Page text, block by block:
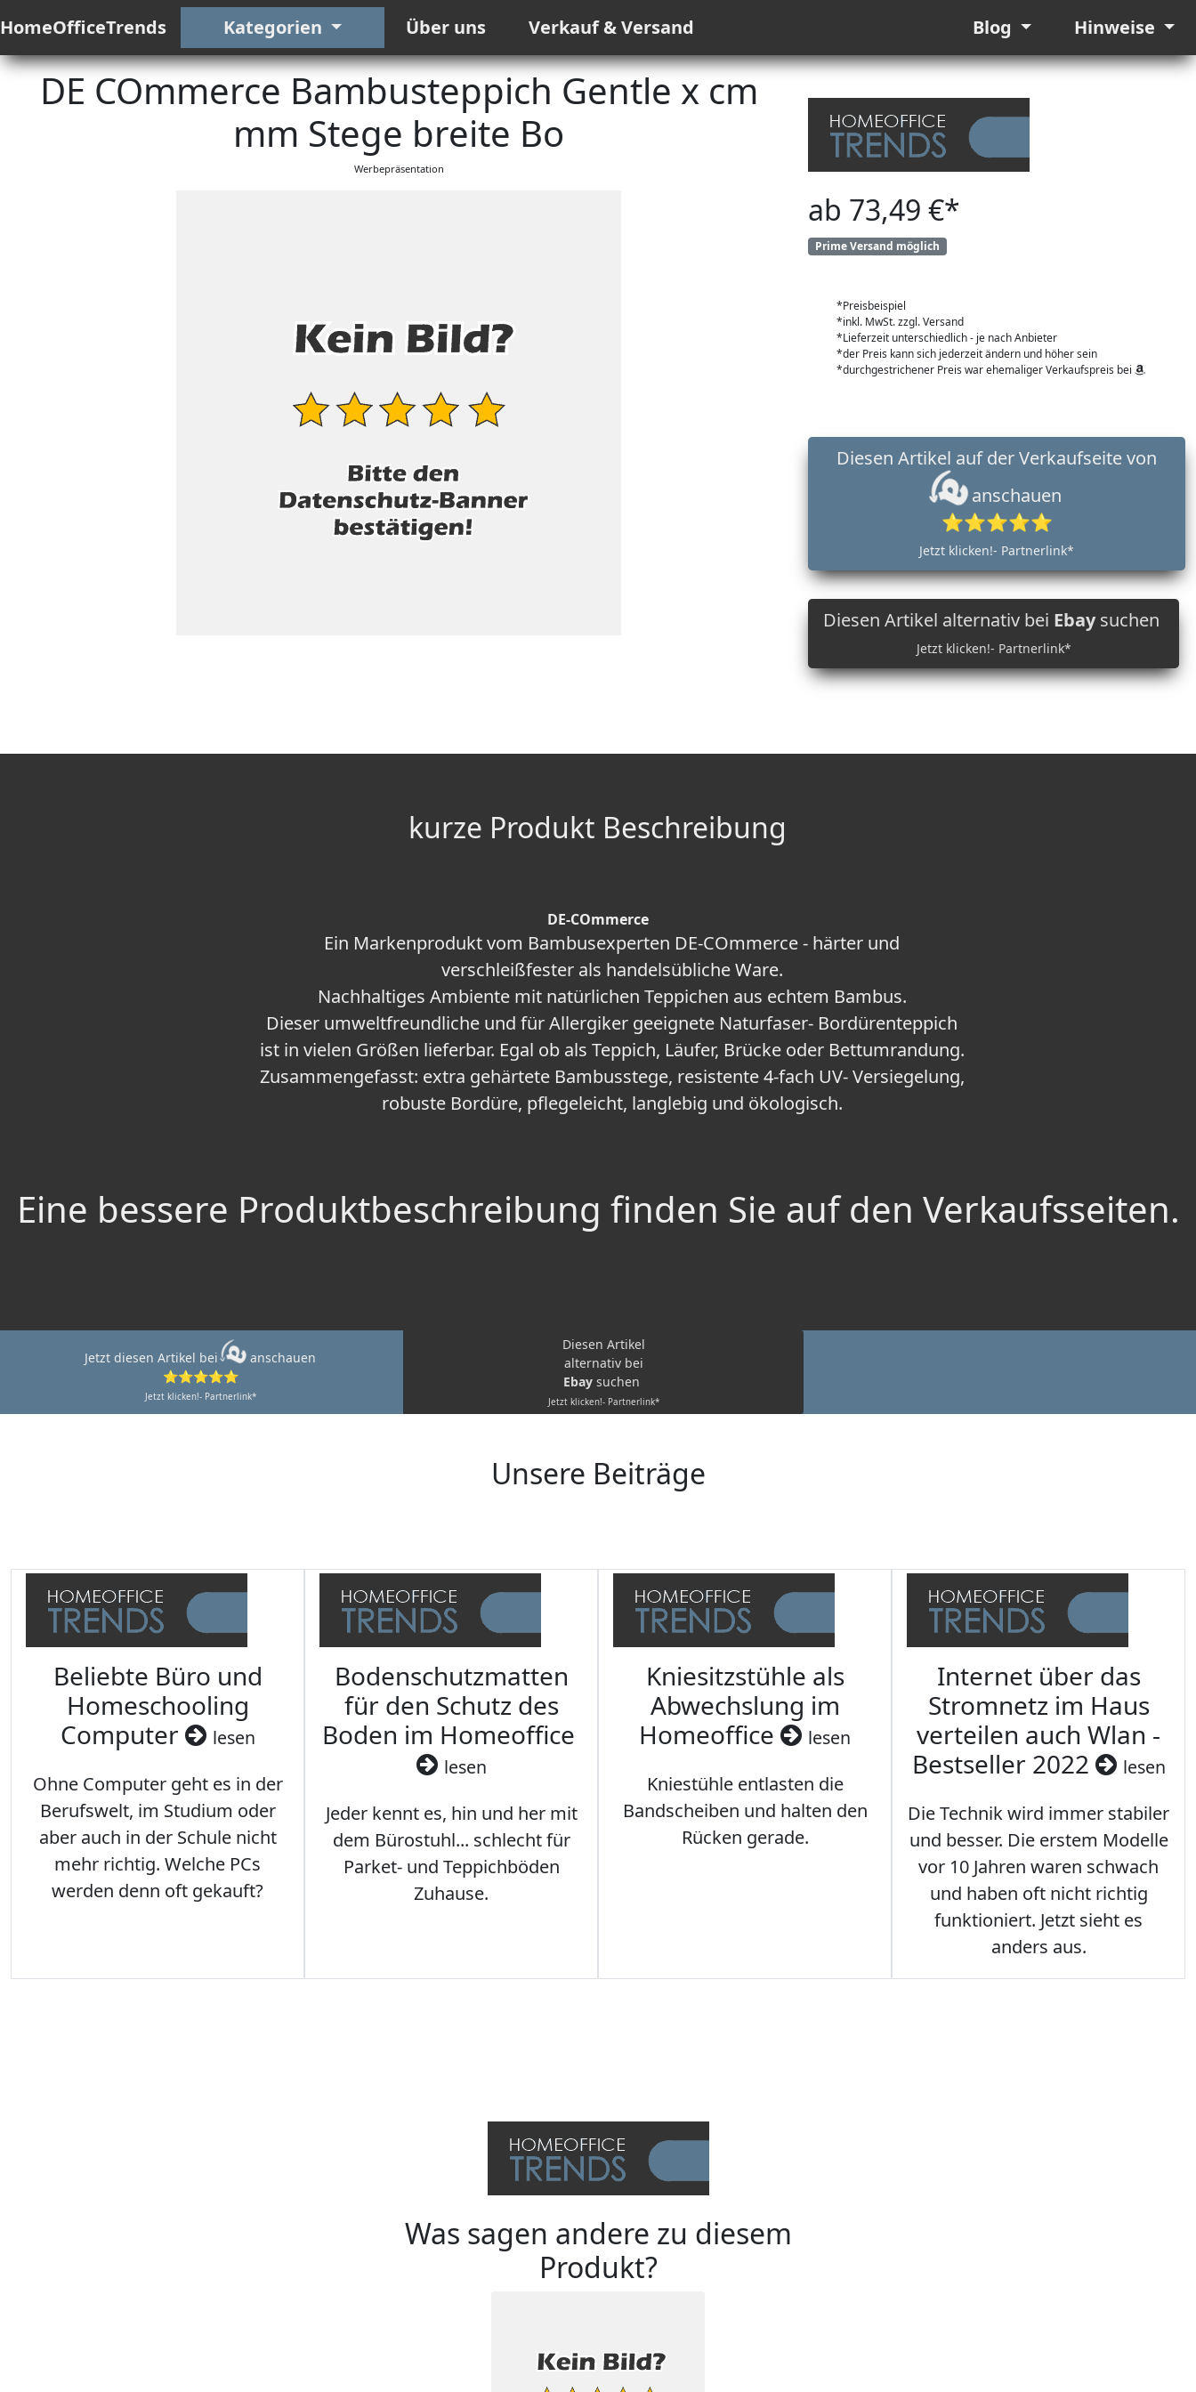
HomeOfficeTrends Kategorien Über uns Verkauf & Versand Blog Hinweise
DE COmmerce Bambusteppich Gentle x cm
mm Stege breite Bo
Werbepräsentation
ab 73,49 €*
Prime Versand möglich
*Preisbeispiel
*inkl. MwSt. zzgl. Versand
*Lieferzeit unterschiedlich - je nach Anbieter
*der Preis kann sich jederzeit ändern und höher sein
*durchgestrichener Preis war ehemaliger Verkaufspreis bei
anschauen
⭐⭐⭐⭐⭐
Jetzt klicken!- Partnerlink*
Diesen Artikel alternativ bei Ebaysuchen
Jetzt klicken!- Partnerlink*
kurze Produkt Beschreibung
DE-COmmerce
Ein Markenprodukt vom Bambusexperten DE-COmmerce - härter und
verschleißfester als handelsübliche Ware.
Nachhaltiges Ambiente mit natürlichen Teppichen aus echtem Bambus.
Dieser umweltfreundliche und für Allergiker geeignete Naturfaser- Bordürenteppich
ist in vielen Größen lieferbar. Egal ob als Teppich, Läufer, Brücke oder Bettumrandung.
Zusammengefasst: extra gehärtete Bambusstege, resistente 4-fach UV- Versiegelung,
robuste Bordüre, pflegeleicht, langlebig und ökologisch.
Eine bessere Produktbeschreibung finden Sie auf den Verkaufsseiten.
Jetzt diesen Artikel bei
anschauen
⭐⭐⭐⭐⭐
Jetzt klicken!- Partnerlink*
Diesen Artikel
alternativ bei
Ebay suchen
Jetzt klicken!- Partnerlink*
Unsere Beiträge
Beliebte Büro und
Homeschooling
Computer
lesen
Ohne Computer geht es in der
Berufswelt, im Studium oder
aber auch in der Schule nicht
mehr richtig. Welche PCs
werden denn oft gekauft?
Bodenschutzmatten
für den Schutz des
Boden im Homeoffice
lesen
Jeder kennt es, hin und her mit
dem Bürostuhl... schlecht für
Parket- und Teppichböden
Zuhause.
Kniesitzstühle als
Abwechslung im
Homeoffice
lesen
Kniestühle entlasten die
Bandscheiben und halten den
Rücken gerade.
Internet über das
Stromnetz im Haus
verteilen auch Wlan -
Bestseller 2022
lesen
Die Technik wird immer stabiler
und besser. Die erstem Modelle
vor 10 Jahren waren schwach
und haben oft nicht richtig
funktioniert. Jetzt sieht es
anders aus.
Was sagen andere zu diesem
Produkt?